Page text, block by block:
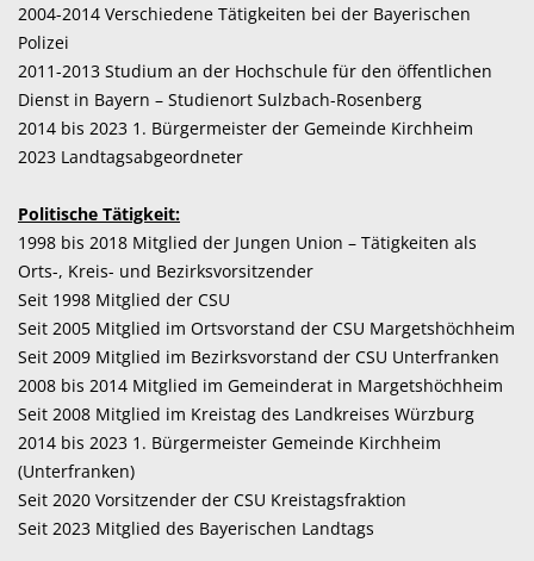
2004-2014 Verschiedene Tätigkeiten bei der Bayerischen
Polizei
2011-2013 Studium an der Hochschule für den öffentlichen
Dienst in Bayern – Studienort Sulzbach-Rosenberg
2014 bis 2023 1. Bürgermeister der Gemeinde Kirchheim
2023 Landtagsabgeordneter
Politische Tätigkeit:
1998 bis 2018 Mitglied der Jungen Union – Tätigkeiten als
Orts-, Kreis- und Bezirksvorsitzender
Seit 1998 Mitglied der CSU
Seit 2005 Mitglied im Ortsvorstand der CSU Margetshöchheim
Seit 2009 Mitglied im Bezirksvorstand der CSU Unterfranken
2008 bis 2014 Mitglied im Gemeinderat in Margetshöchheim
Seit 2008 Mitglied im Kreistag des Landkreises Würzburg
2014 bis 2023 1. Bürgermeister Gemeinde Kirchheim
(Unterfranken)
Seit 2020 Vorsitzender der CSU Kreistagsfraktion
Seit 2023 Mitglied des Bayerischen Landtags